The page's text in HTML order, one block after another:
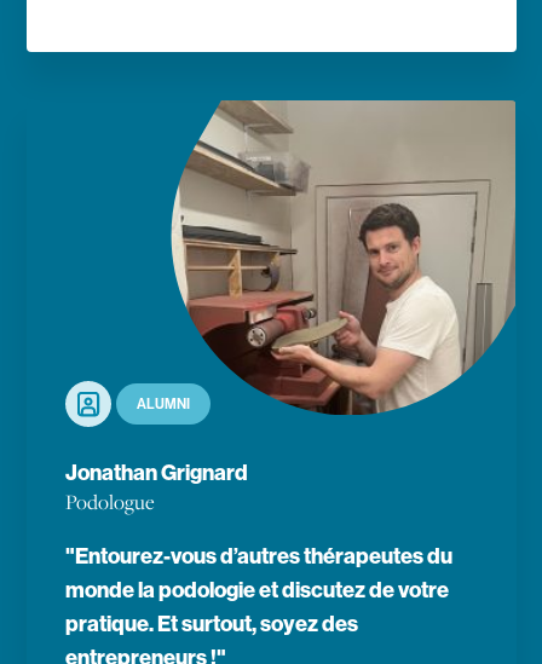
Jonathan Grignard
Podologue
"Entourez-vous d’autres thérapeutes du
monde la podologie et discutez de votre
pratique. Et surtout, soyez des
entrepreneurs !"
Portrait ALUMNI